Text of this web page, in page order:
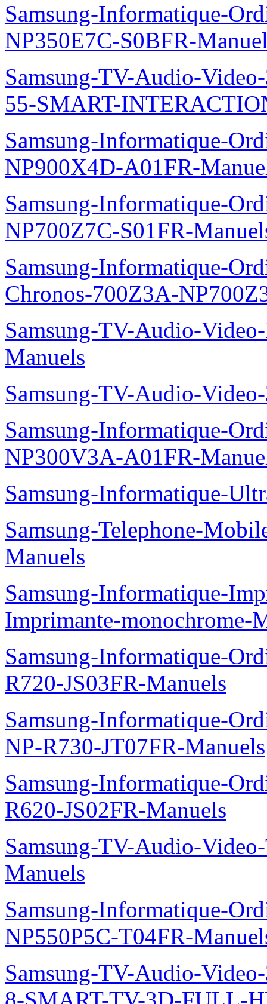
Samsung-Informatique-
NP350E7C-S0BFR-
Samsung-TV-Audio-
55-SMART-
Samsung-Informatique-
NP900X4D-A01FR-
Samsung-Informatique-
NP700Z7C-S01FR-
Samsung-Informatique-
Chronos-700Z3A-
Samsung-TV-Audio-
Manuels
Samsung-TV-Audio-
Samsung-Informatique-
NP300V3A-A01FR-
Samsung-Informatique-
Samsung-Telephone-
Manuels
Samsung-Informatique-
Imprimante-monochrome-
Samsung-Informatique-
R720-JS03FR-Manuels
Samsung-Informatique-
NP-R730-JT07FR-Manuels
Samsung-Informatique-
R620-JS02FR-Manuels
Samsung-TV-Audio-
Manuels
Samsung-Informatique-
NP550P5C-T04FR-
Samsung-TV-Audio-